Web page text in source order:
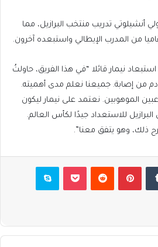
أنشيلوتي تدريب منتخب البرازيل، مما
من المدرب الإيطالي واستبعده آخرون.
نيمار قائلا “في هذا الفريق، حاولتُ
قادم من إصابة. جميعنا نعلم مدى أهميته.
الموهوبين. نعتمد على نيمار ليكون
للاستعداد جيدًا لكأس العالم.
ذلك، وهو يتفق معنا”.
بينتيريست بوكيت سكايب